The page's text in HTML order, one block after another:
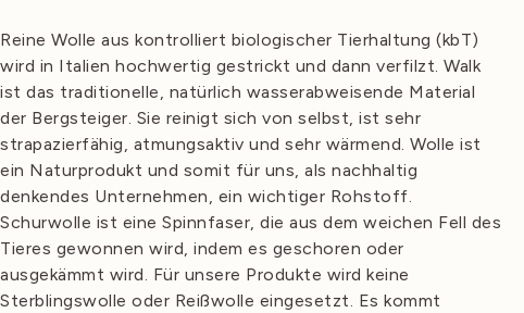
Reine Wolle aus kontrolliert biologischer Tierhaltung (kbT)
wird in Italien hochwertig gestrickt und dann verfilzt. Walk
ist das traditionelle, natürlich wasserabweisende Material
der Bergsteiger. Sie reinigt sich von selbst, ist sehr
strapazierfähig, atmungsaktiv und sehr wärmend. Wolle ist
ein Naturprodukt und somit für uns, als nachhaltig
denkendes Unternehmen, ein wichtiger Rohstoff.
Schurwolle ist eine Spinnfaser, die aus dem weichen Fell des
Tieres gewonnen wird, indem es geschoren oder
ausgekämmt wird. Für unsere Produkte wird keine
Sterblingswolle oder Reißwolle eingesetzt. Es kommt